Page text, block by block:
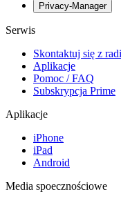
Privacy-Manager
Serwis
Skontaktuj się z
Aplikacje
Pomoc / FAQ
Subskrypcja Prime
Aplikacje
iPhone
iPad
Android
Media spoecznościowe